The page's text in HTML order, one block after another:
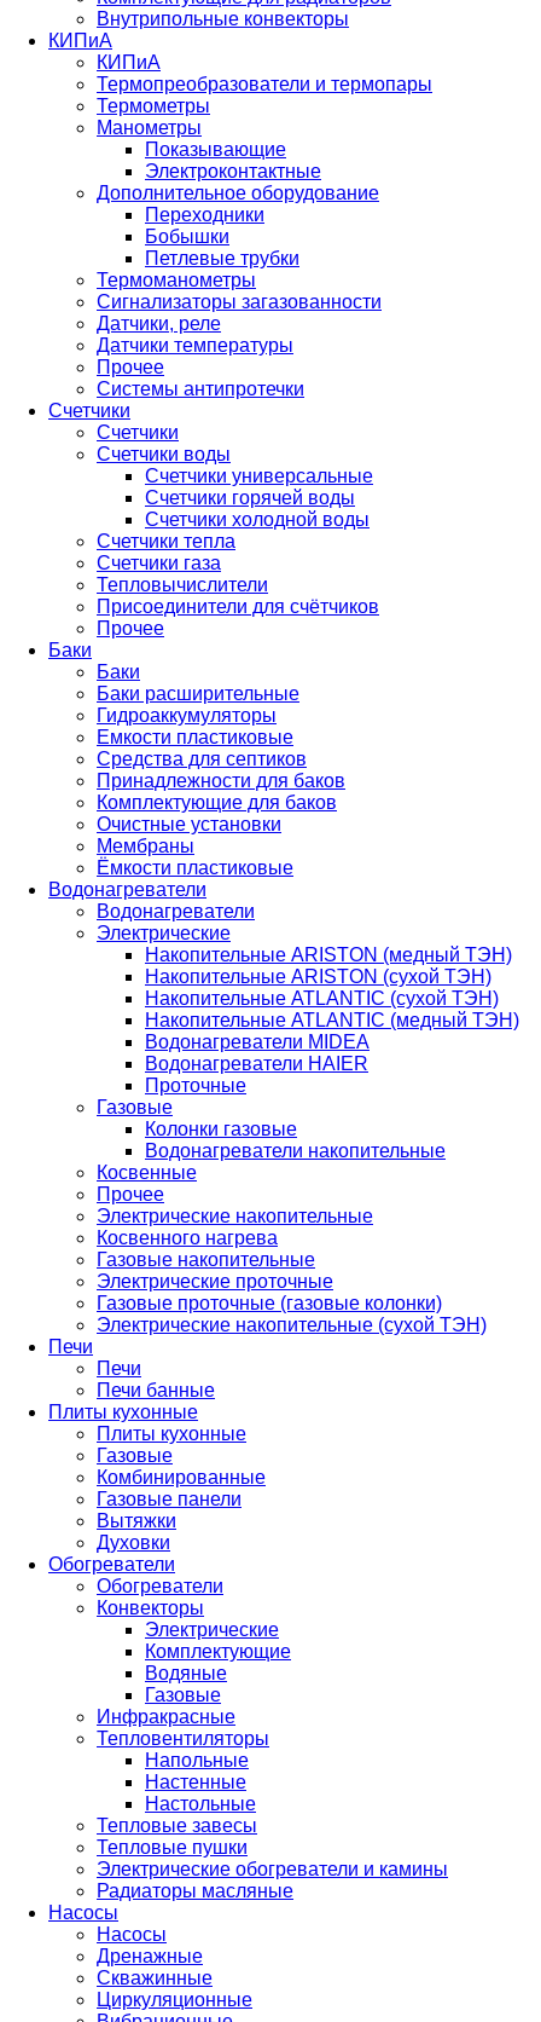
Внутрипольные конвекторы
КИПиА
КИПиА
Термопреобразователи и термопары
Термометры
Манометры
Показывающие
Электроконтактные
Дополнительное оборудование
Переходники
Бобышки
Петлевые трубки
Термоманометры
Сигнализаторы загазованности
Датчики, реле
Датчики температуры
Прочее
Системы антипротечки
Счетчики
Счетчики
Счетчики воды
Счетчики универсальные
Счетчики горячей воды
Счетчики холодной воды
Счетчики тепла
Счетчики газа
Тепловычислители
Присоединители для счётчиков
Прочее
Баки
Баки
Баки расширительные
Гидроаккумуляторы
Емкости пластиковые
Средства для септиков
Принадлежности для баков
Комплектующие для баков
Очистные установки
Мембраны
Ёмкости пластиковые
Водонагреватели
Водонагреватели
Электрические
Накопительные ARISTON (медный ТЭН)
Накопительные ARISTON (сухой ТЭН)
Накопительные ATLANTIC (сухой ТЭН)
Накопительные ATLANTIC (медный ТЭН)
Водонагреватели MIDEA
Водонагреватели HAIER
Проточные
Газовые
Колонки газовые
Водонагреватели накопительные
Косвенные
Прочее
Электрические накопительные
Косвенного нагрева
Газовые накопительные
Электрические проточные
Газовые проточные (газовые колонки)
Электрические накопительные (сухой ТЭН)
Печи
Печи
Печи банные
Плиты кухонные
Плиты кухонные
Газовые
Комбинированные
Газовые панели
Вытяжки
Духовки
Обогреватели
Обогреватели
Конвекторы
Электрические
Комплектующие
Водяные
Газовые
Инфракрасные
Тепловентиляторы
Напольные
Настенные
Настольные
Тепловые завесы
Тепловые пушки
Электрические обогреватели и камины
Радиаторы масляные
Насосы
Насосы
Дренажные
Скважинные
Циркуляционные